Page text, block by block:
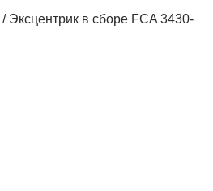
/ Эксцентрик в сборе FCA 3430-